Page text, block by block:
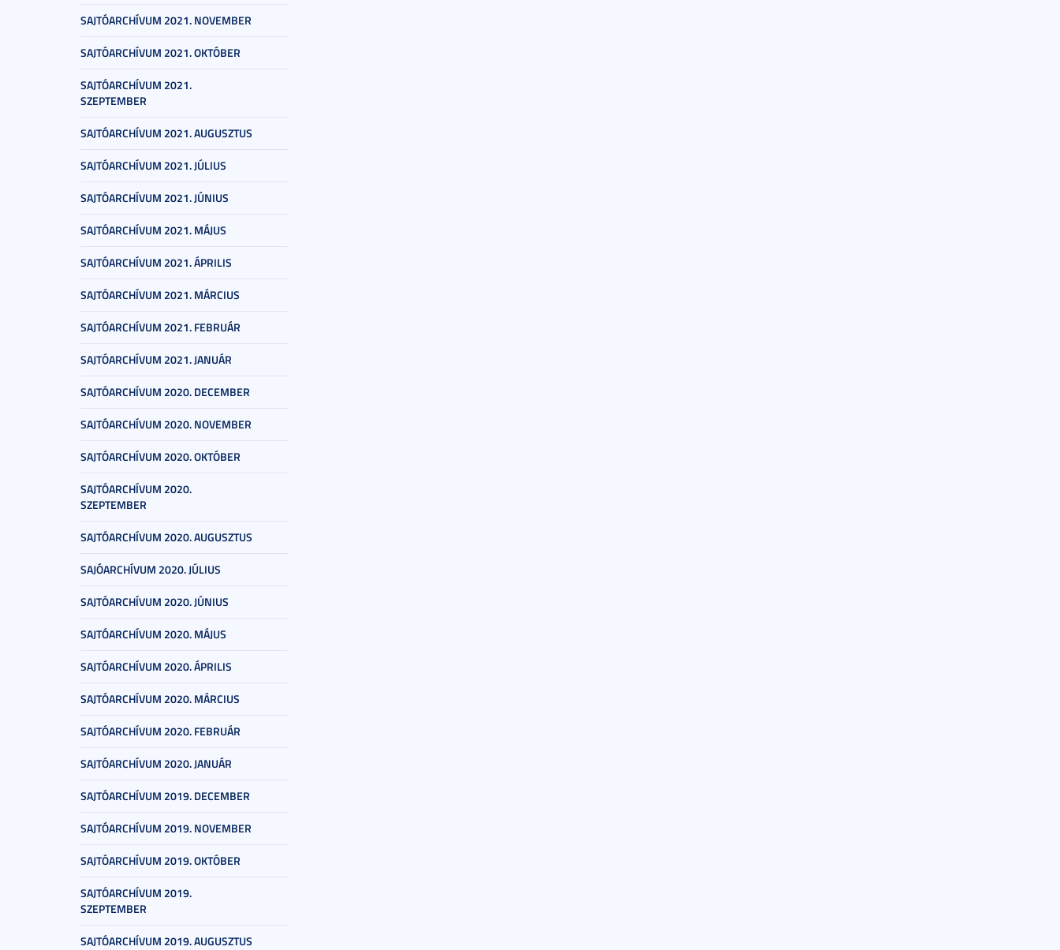
SAJTÓARCHÍVUM 2021. NOVEMBER
SAJTÓARCHÍVUM 2021. OKTÓBER
SAJTÓARCHÍVUM 2021.
SZEPTEMBER
SAJTÓARCHÍVUM 2021. AUGUSZTUS
SAJTÓARCHÍVUM 2021. JÚLIUS
SAJTÓARCHÍVUM 2021. JÚNIUS
SAJTÓARCHÍVUM 2021. MÁJUS
SAJTÓARCHÍVUM 2021. ÁPRILIS
SAJTÓARCHÍVUM 2021. MÁRCIUS
SAJTÓARCHÍVUM 2021. FEBRUÁR
SAJTÓARCHÍVUM 2021. JANUÁR
SAJTÓARCHÍVUM 2020. DECEMBER
SAJTÓARCHÍVUM 2020. NOVEMBER
SAJTÓARCHÍVUM 2020. OKTÓBER
SAJTÓARCHÍVUM 2020.
SZEPTEMBER
SAJTÓARCHÍVUM 2020. AUGUSZTUS
SAJÓARCHÍVUM 2020. JÚLIUS
SAJTÓARCHÍVUM 2020. JÚNIUS
SAJTÓARCHÍVUM 2020. MÁJUS
SAJTÓARCHÍVUM 2020. ÁPRILIS
SAJTÓARCHÍVUM 2020. MÁRCIUS
SAJTÓARCHÍVUM 2020. FEBRUÁR
SAJTÓARCHÍVUM 2020. JANUÁR
SAJTÓARCHÍVUM 2019. DECEMBER
SAJTÓARCHÍVUM 2019. NOVEMBER
SAJTÓARCHÍVUM 2019. OKTÓBER
SAJTÓARCHÍVUM 2019.
SZEPTEMBER
SAJTÓARCHÍVUM 2019. AUGUSZTUS